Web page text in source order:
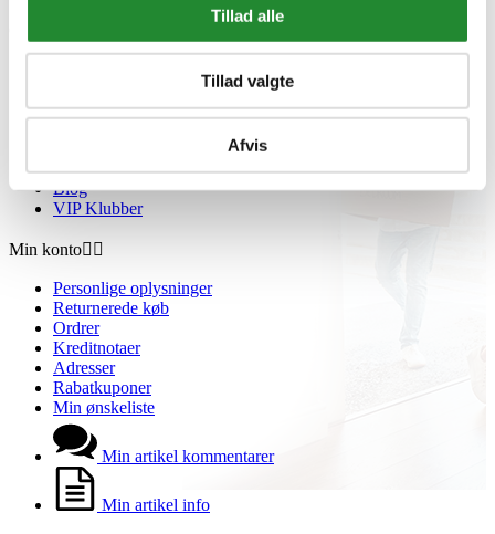
Tillad alle
Tillad valgte
Afvis
Grill Event - Nordens Største
Kontakt os
Avis
Blog
VIP Klubber
Min konto 
Personlige oplysninger
Returnerede køb
Ordrer
Kreditnotaer
Adresser
Rabatkuponer
Min ønskeliste
Min artikel kommentarer
Min artikel info